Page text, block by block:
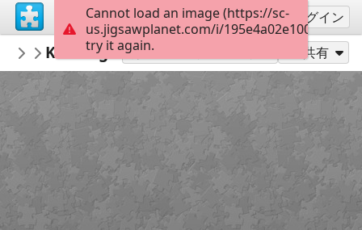
サインアップ ログイン
marisolete
house
Kensington palace Londréa Inglaterra
別のピース数でプレイ 共有
Cannot load an image (https://sc-
us.jigsawplanet.com/i/
try it again.